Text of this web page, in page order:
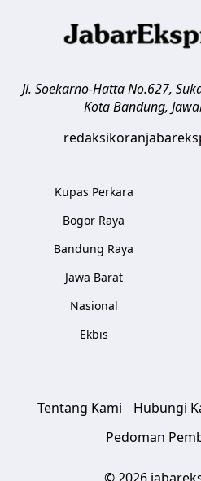
Jl. Soekarno-Hatta No.627,
Kota Bandung,
Kupas Perkara
Bogor Raya
Bandung Raya
Jawa Barat
Nasional
Ekbis
Tentang Kami Hubungi
Pedoman